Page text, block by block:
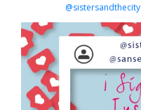
@sistersandthecity